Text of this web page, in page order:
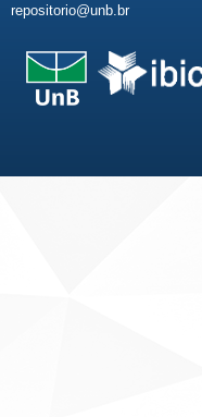
repositorio@unb.br